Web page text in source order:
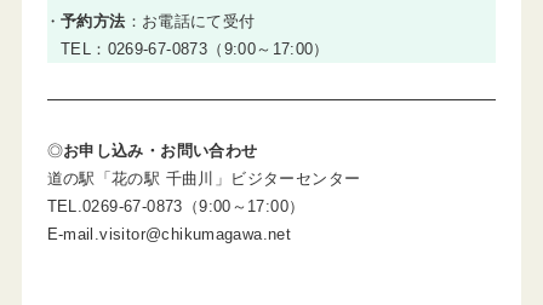
予約方法 ：お電話にて受付
TEL：0269-67-0873（9:00～17:00）
◎お申し込み・お問い合わせ
道の駅「花の駅 千曲川」ビジターセンター
TEL.0269-67-0873（9:00～17:00）
E-mail.visitor@chikumagawa.net